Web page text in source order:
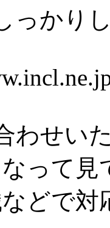
っかり
わせい
って見
どで